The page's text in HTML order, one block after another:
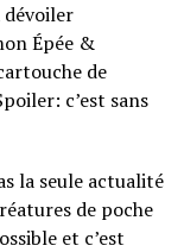
dévoiler
Épée &
de
c’est sans
la seule actualité
de poche
et c’est